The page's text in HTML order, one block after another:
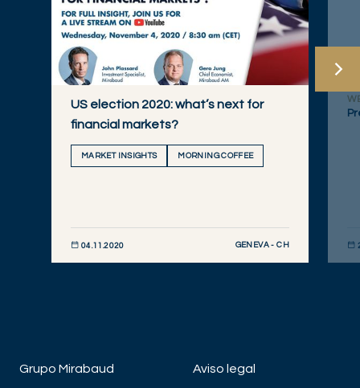
US election 2020: what’s next for
financial markets?
MARKET INSIGHTS MORNING COFFEE
04.11.2020 GENEVA - CH
Grupo Mirabaud Aviso legal